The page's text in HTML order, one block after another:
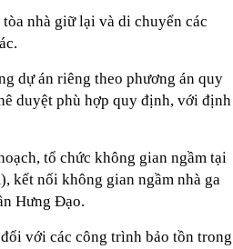
nhà giữ lại và di chuyển các
dự án riêng theo phương án quy
duyệt phù hợp quy định, với định
tổ chức không gian ngầm tại
kết nối không gian ngầm nhà ga
Hưng Đạo.
với các công trình bảo tồn trong